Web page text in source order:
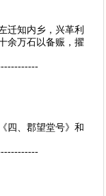
迁知内乡，兴革利
余万石以备赈，擢
四、郡望堂号》和